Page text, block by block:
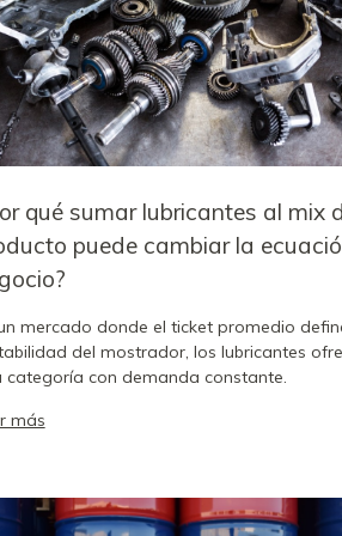
qué sumar lubricantes al mix
puede cambiar la
mercado donde el ticket promedio
del mostrador, los lubricantes
categoría con demanda constante.
más